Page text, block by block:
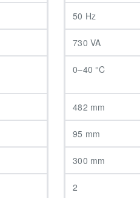
50 Hz
730 VA
0–40 °C
482 mm
95 mm
300 mm
2